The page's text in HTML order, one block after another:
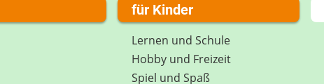
für Kinder
Lernen und Schule
Hobby und Freizeit
Spiel und Spaß